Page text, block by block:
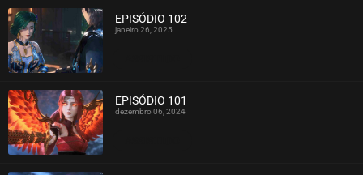
EPISÓDIO 102
janeiro 26, 2025
EPISÓDIO 101
dezembro 06, 2024